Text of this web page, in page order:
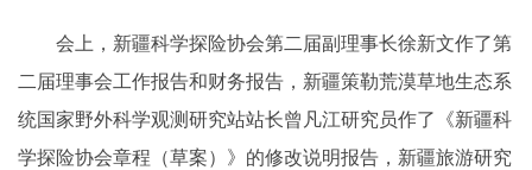
会上，新疆科学探险协会第二届副理事长徐新文作了第
二届理事会工作报告和财务报告，新疆策勒荒漠草地生态系
统国家野外科学观测研究站站长曾凡江研究员作了《新疆科
学探险协会章程（草案）》的修改说明报告，新疆旅游研究